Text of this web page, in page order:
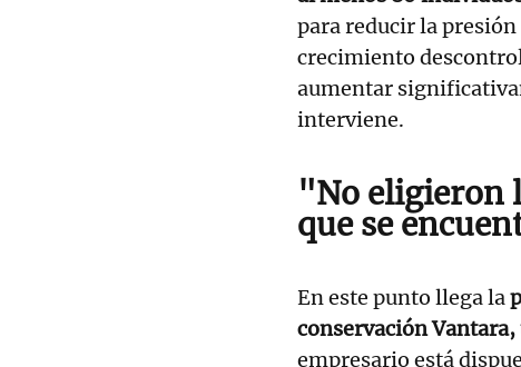
para reducir la
crecimiento
aumentar
interviene.
"No eligieron
que se
En este punto llega la
conservación
empresario está